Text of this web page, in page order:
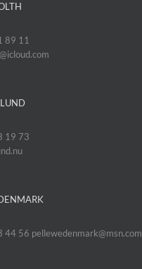
89 11
19 73
56 pellewedenmark@msn.com